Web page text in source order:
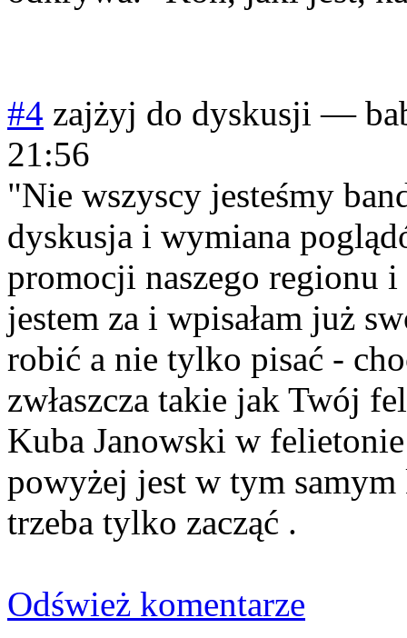
#4 zajżyj do dyskusji —
21:56
"Nie wszyscy jesteśmy
dyskusja i wymiana
promocji naszego regionu i
jestem za i wpisałam już
robić a nie tylko pisać -
zwłaszcza takie jak Twój
Kuba Janowski w
powyżej jest w tym
trzeba tylko zacząć .
Odśwież komentarze